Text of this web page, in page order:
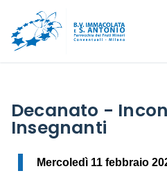
Decanato -
Insegnanti
Mercoledì 11 febbraio